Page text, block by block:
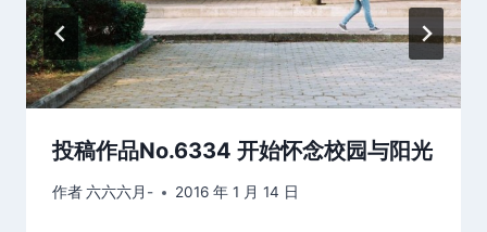
投稿作品No.6334 开始怀念校园与阳光
作者六六六月- 2016 年 1 月 14 日